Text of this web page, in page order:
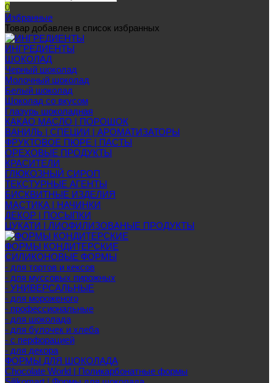
0
Избранные
Товар добавлен в список избранных
ИНГРЕДИЕНТЫ
ШОКОЛАД
Черный шоколад
Молочный шоколад
Белый шоколад
Шоколад со вкусом
Глазурь шоколадная
КАКАО МАСЛО | ПОРОШОК
ВАНИЛЬ | СПЕЦИИ | АРОМАТИЗАТОРЫ
ФРУКТОВОЕ ПЮРЕ | ПАСТЫ
ОРЕХОВЫЕ ПРОДУКТЫ
КРАСИТЕЛИ
ГЛЮКОЗНЫЙ СИРОП
ТЕКСТУРНЫЕ АГЕНТЫ
БИСКВИТНЫЕ ИЗДЕЛИЯ
МАСТИКА | НАЧИНКИ
ДЕКОР | ПОСЫПКИ
ЦУКАТИ | ЛИОФИЛИЗОВАНЫЕ ПРОДУКТЫ
ФОРМЫ КОНДИТЕРСКИЕ
СИЛИКОНОВЫЕ ФОРМЫ
- для тортов и кексов
- для муссовых пирожных
- УНИВЕРСАЛЬНЫЕ
- для мороженого
- профессиональные
- для шоколада
- для булочек и хлеба
- с перфорацией
- для декора
ФОРМЫ ДЛЯ ШОКОЛАДА
Chocolate World | Поликарбонатные формы